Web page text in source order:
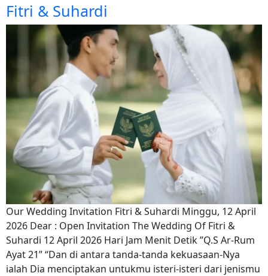
Fitri & Suhardi
Our Wedding Invitation Fitri & Suhardi Minggu, 12 April
2026 Dear : Open Invitation The Wedding Of Fitri &
Suhardi 12 April 2026 Hari Jam Menit Detik ”Q.S Ar-Rum
Ayat 21” “Dan di antara tanda-tanda kekuasaan-Nya
ialah Dia menciptakan untukmu isteri-isteri dari jenismu